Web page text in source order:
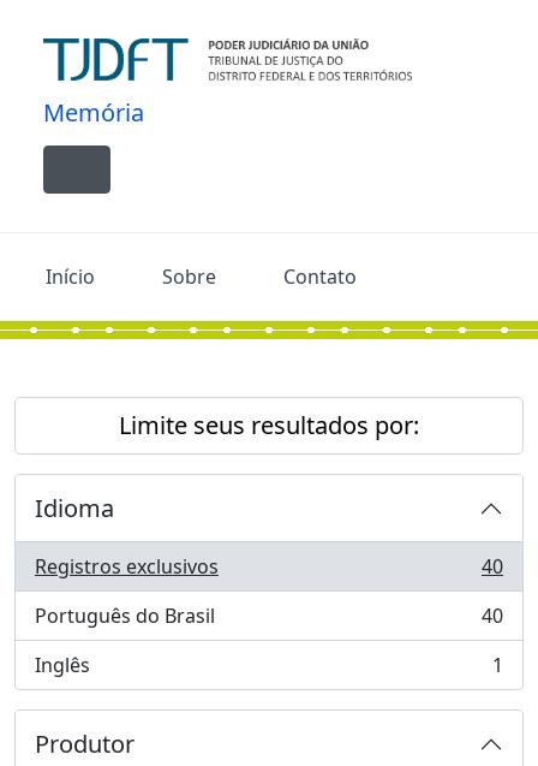
Memória
Toggle navigation
Início Sobre Contato
Limite seus resultados por:
Idioma
Registros exclusivos
, 40 resultados
40
Português do Brasil
, 40 resultados
40
Inglês
, 1 resultados 1
Produtor